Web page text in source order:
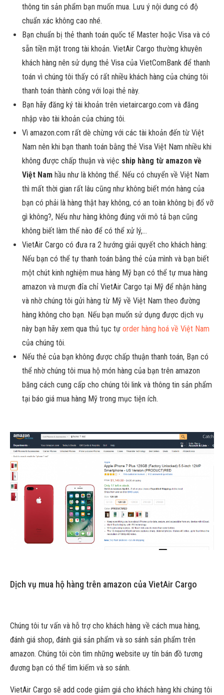
thông tin sản phẩm bạn muốn mua. Lưu ý nội dung có độ
chuẩn xác không cao nhé.
Bạn chuẩn bị thẻ thanh toán quốc tế Master hoặc Visa và có
sẵn tiền mặt trong tài khoản. VietAir Cargo thường khuyên
khách hàng nên sử dụng thẻ Visa của VietComBank để thanh
toán vì chúng tôi thấy có rất nhiều khách hàng của chúng tôi
thanh toán thành công với loại thẻ này.
Bạn hãy đăng ký tài khoản trên vietaircargo.com và đăng
nhập vào tài khoản của chúng tôi.
Vì amazon.com rất dè chừng với các tài khoản đến từ Việt
Nam nên khi bạn thanh toán bằng thẻ Visa Việt Nam nhiều khi
không được chấp thuận và việc ship hàng từ amazon về
Việt Nam hầu như là không thể. Nếu có chuyển về Việt Nam
thì mất thời gian rất lâu cũng như không biết món hàng của
bạn có phải là hàng thật hay không, có an toàn không bị đổ vỡ
gì không?, Nếu như hàng không đúng với mô tả bạn cũng
không biết làm thế nào để có thể xử lý,…
VietAir Cargo có đưa ra 2 hướng giải quyết cho khách hàng:
Nếu bạn có thể tự thanh toán bằng thẻ của mình và bạn biết
một chút kinh nghiệm mua hàng Mỹ bạn có thể tự mua hàng
amazon và mượn đỉa chỉ VietAir Cargo tại Mỹ để nhận hàng
và nhờ chúng tôi gửi hàng từ Mỹ về Việt Nam theo đường
hàng không cho bạn. Nếu bạn muốn sử dụng được dịch vụ
này bạn hãy xem qua thủ tục tự order hàng hoá về Việt Nam
của chúng tôi.
Nếu thẻ của bạn không được chấp thuận thanh toán, Bạn có
thể nhờ chúng tôi mua hộ món hàng của bạn trên amazon
băng cách cung cấp cho chúng tôi link và thông tin sản phẩm
tại báo giá mua hàng Mỹ trong mục tiện ích.
Dịch vụ mua hộ hàng trên amazon của VietAir Cargo
Chúng tôi tư vấn và hỗ trợ cho khách hàng về cách mua hàng,
đánh giá shop, đánh giá sản phẩm và so sánh sản phẩm trên
amazon. Chúng tôi còn tìm những website uy tín bán đồ tương
đương bạn có thể tìm kiếm và so sánh.
VietAir Cargo sẽ add code giảm giá cho khách hàng khi chúng tôi